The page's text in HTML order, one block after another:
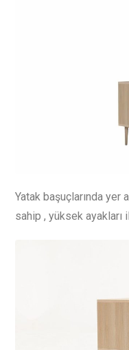
Yatak başuçlarında yer
sahip , yüksek ayakları